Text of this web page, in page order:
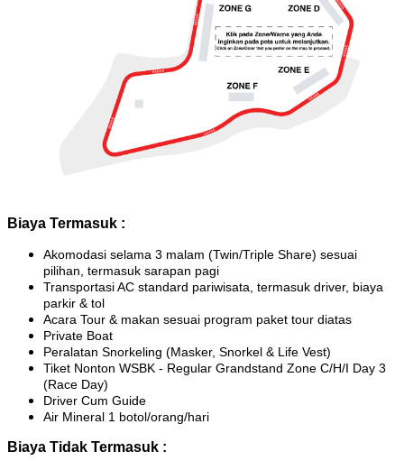
Biaya Termasuk :
Akomodasi selama 3 malam (Twin/Triple Share) sesuai
pilihan, termasuk sarapan pagi
Transportasi AC standard pariwisata, termasuk driver, biaya
parkir & tol
Acara Tour & makan sesuai program paket tour diatas
Private Boat
Peralatan Snorkeling (Masker, Snorkel & Life Vest)
Tiket Nonton WSBK - Regular Grandstand Zone C/H/I Day 3
(Race Day)
Driver Cum Guide
Air Mineral 1 botol/orang/hari
Biaya Tidak Termasuk :